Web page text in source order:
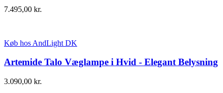
7.495,00 kr.
Køb hos AndLight DK
Artemide Talo Væglampe i Hvid - Elegant Belysning
3.090,00 kr.